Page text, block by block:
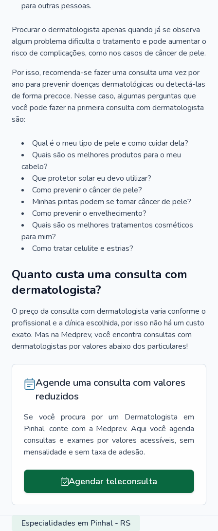
para outras pessoas.
Procurar o dermatologista apenas quando já se observa
algum problema dificulta o tratamento e pode aumentar o
risco de complicações, como nos casos de câncer de pele.
Por isso, recomenda-se fazer uma consulta uma vez por
ano para prevenir doenças dermatológicas ou detectá-las
de forma precoce. Nesse caso, algumas perguntas que
você pode fazer na primeira consulta com dermatologista
são:
Qual é o meu tipo de pele e como cuidar dela?
Quais são os melhores produtos para o meu
cabelo?
Que protetor solar eu devo utilizar?
Como prevenir o câncer de pele?
Minhas pintas podem se tornar câncer de pele?
Como prevenir o envelhecimento?
Quais são os melhores tratamentos cosméticos
para mim?
Como tratar celulite e estrias?
Quanto custa uma consulta com
dermatologista?
O preço da consulta com dermatologista varia conforme o
profissional e a clínica escolhida, por isso não há um custo
exato. Mas na Medprev, você encontra consultas com
dermatologistas por valores abaixo dos particulares!
Agende uma consulta com valores
reduzidos
Se você procura por um Dermatologista em
Pinhal, conte com a Medprev. Aqui você agenda
consultas e exames por valores acessíveis, sem
mensalidade e sem taxa de adesão.
Agendar teleconsulta
Especialidades em Pinhal - RS